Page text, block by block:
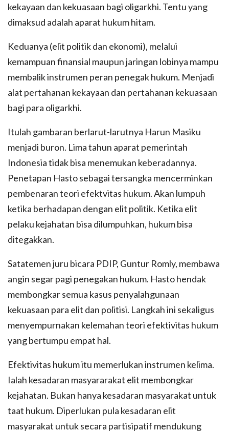
kekayaan dan kekuasaan bagi oligarkhi. Tentu yang
dimaksud adalah aparat hukum hitam.
Keduanya (elit politik dan ekonomi), melalui
kemampuan finansial maupun jaringan lobinya mampu
membalik instrumen peran penegak hukum. Menjadi
alat pertahanan kekayaan dan pertahanan kekuasaan
bagi para oligarkhi.
Itulah gambaran berlarut-larutnya Harun Masiku
menjadi buron. Lima tahun aparat pemerintah
Indonesia tidak bisa menemukan keberadannya.
Penetapan Hasto sebagai tersangka mencerminkan
pembenaran teori efektvitas hukum. Akan lumpuh
ketika berhadapan dengan elit politik. Ketika elit
pelaku kejahatan bisa dilumpuhkan, hukum bisa
ditegakkan.
Satatemen juru bicara PDIP, Guntur Romly, membawa
angin segar pagi penegakan hukum. Hasto hendak
membongkar semua kasus penyalahgunaan
kekuasaan para elit dan politisi. Langkah ini sekaligus
menyempurnakan kelemahan teori efektivitas hukum
yang bertumpu empat hal.
Efektivitas hukum itu memerlukan instrumen kelima.
Ialah kesadaran masyararakat elit membongkar
kejahatan. Bukan hanya kesadaran masyarakat untuk
taat hukum. Diperlukan pula kesadaran elit
masyarakat untuk secara partisipatif mendukung